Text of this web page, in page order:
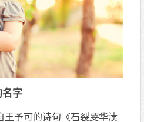
名字
予可的诗句《石裂雯华渍